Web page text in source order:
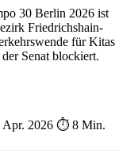
warten, Senat zögert
30 Berlin 2026 ist
Friedrichshain-
für Kitas
Senat blockiert.
Apr. 2026 ⏱ 8 Min.